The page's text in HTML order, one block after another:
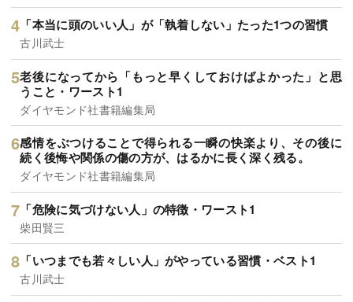
「本当に頭のいい人」が「執着しない」たった1つの習慣
古川武士
老後になってから「もっと早くしておけばよかった」と思
うこと・ワースト1
ダイヤモンド社書籍編集局
感情をぶつけることで得られる一瞬の快楽より、その後に
続く後悔や関係の傷の方が、はるかに長く深く残る。
ダイヤモンド社書籍編集局
「危険に気づけない人」の特徴・ワースト1
柴田賢三
「いつまでも若々しい人」がやっている習慣・ベスト1
古川武士